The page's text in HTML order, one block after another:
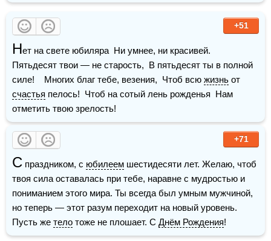
+51
Нет на свете юбиляра  Ни умнее, ни красивей.
Пятьдесят твои — не старость,  В пятьдесят ты в полной
силе!    Многих благ тебе, везения,  Чтоб всю жизнь
счастья пелось!  Чтоб на сотый лень рожденья  Нам
отметить твою зрелость!
+71
С праздником, с юбилеем шестидесяти лет. Желаю, чтоб
твоя сила оставалась при тебе, наравне с мудростью и
пониманием этого мира. Ты всегда был умным мужчиной,
но теперь — этот разум переходит на новый уровень.
Пусть же тело тоже не плошает. С Днём Рождения!